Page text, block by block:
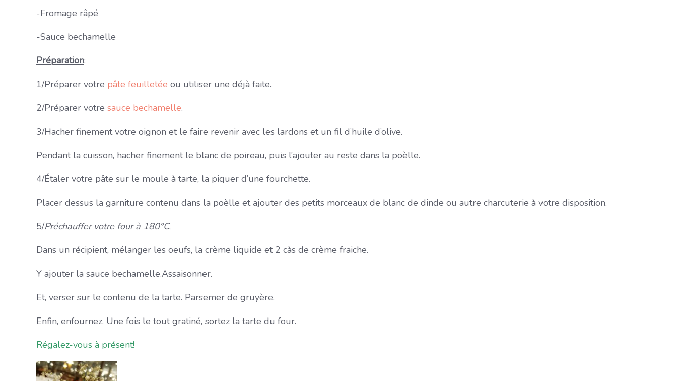
-Fromage râpé
-Sauce bechamelle
Préparation:
1/Préparer votre pâte feuilletée ou utiliser une déjà faite.
2/Préparer votre sauce bechamelle.
3/Hacher finement votre oignon et le faire revenir avec les lardons et un fil d’huile d’olive.
Pendant la cuisson, hacher finement le blanc de poireau, puis l’ajouter au reste dans la poèlle.
4/Étaler votre pâte sur le moule à tarte, la piquer d’une fourchette.
Placer dessus la garniture contenu dans la poèlle et ajouter des petits morceaux de blanc de dinde ou autre charcuterie à votre disposition.
5/Préchauffer votre four à 180°C,
Dans un récipient, mélanger les oeufs, la crème liquide et 2 càs de crème fraiche.
Y ajouter la sauce bechamelle.Assaisonner.
Et, verser sur le contenu de la tarte. Parsemer de gruyère.
Enfin, enfournez. Une fois le tout gratiné, sortez la tarte du four.
Régalez-vous à présent!